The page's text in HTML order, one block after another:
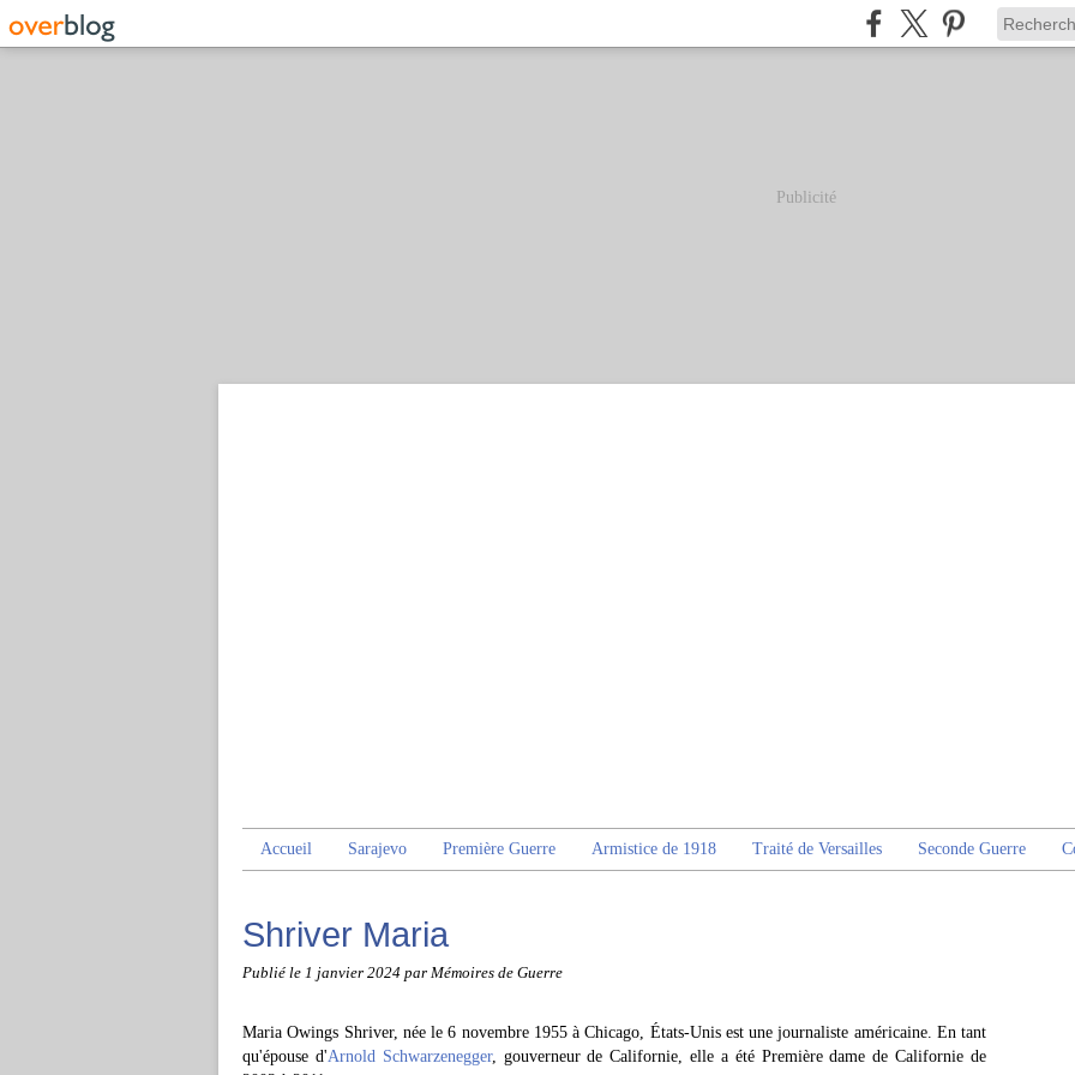
Publicité
Accueil Sarajevo Première Guerre Armistice de 1918 Traité de Versailles Seconde Guerre
Shriver Maria
Publié le 1 janvier 2024 par Mémoires de Guerre
Maria Owings Shriver, née le 6 novembre 1955 à Chicago, États-Unis est une journaliste américaine. En tant
qu'épouse d'Arnold Schwarzenegger, gouverneur de Californie, elle a été Première dame de Californie de